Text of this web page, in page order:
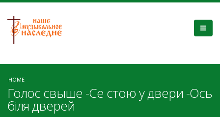
HOME
Голос свыше -Се стою у двери -Ось
біля дверей